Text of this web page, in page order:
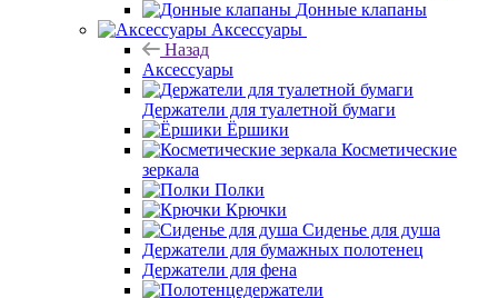
Донные клапаны
Аксессуары
Назад
Аксессуары
Держатели для туалетной бумаги
Ёршики
Косметические
зеркала
Полки
Крючки
Сиденье для душа
Держатели для бумажных полотенец
Держатели для фена